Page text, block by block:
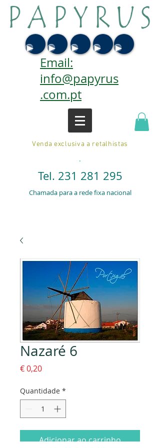
Email:
info@papyrus
.com.pt
Venda exclusiva a retalhistas
.
Tel. 231 281 295
Chamada para a rede fixa nacional
Nazaré 6
€ 0,20Preço
Quantidade *
Adicionar ao carrinho